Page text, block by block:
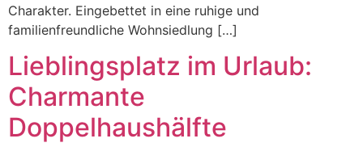
Charakter. Eingebettet in eine ruhige und
familienfreundliche Wohnsiedlung […]
Lieblingsplatz im Urlaub:
Charmante
Doppelhaushälfte